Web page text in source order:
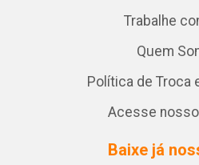
Trabalhe
Quem
Política de Troca
Acesse
Baixe já